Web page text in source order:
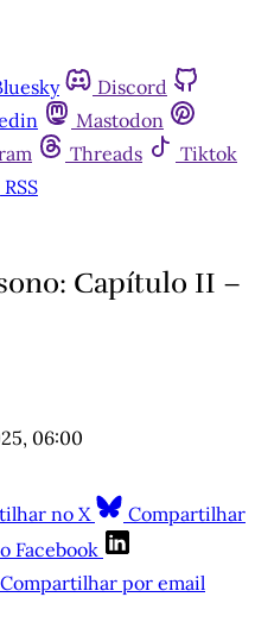
Discord
Mastodon
Threads
Tiktok
RSS
Capítulo II –
06:00
no X
Compartilhar
Facebook
Compartilhar por email